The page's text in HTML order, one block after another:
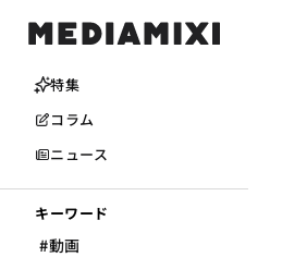
特集
コラム
ニュース
キーワード
#動画